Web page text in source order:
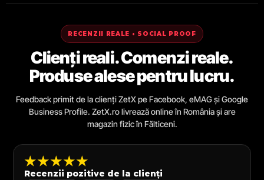
RECENZII REALE • SOCIAL PROOF
Clienți reali. Comenzi reale.
Produse alese pentru lucru.
Feedback primit de la clienți ZetX pe Facebook, eMAG și Google
Business Profile. ZetX.ro livrează online în România și are
magazin fizic în Fălticeni.
★★★★★
Recenzii pozitive de la clienți